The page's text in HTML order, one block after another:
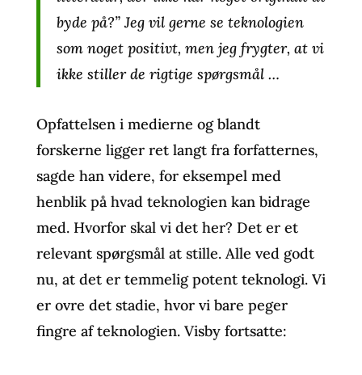
byde på?” Jeg vil gerne se teknologien
som noget positivt, men jeg frygter, at vi
ikke stiller de rigtige spørgsmål …
Opfattelsen i medierne og blandt
forskerne ligger ret langt fra forfatternes,
sagde han videre, for eksempel med
henblik på hvad teknologien kan bidrage
med. Hvorfor skal vi det her? Det er et
relevant spørgsmål at stille. Alle ved godt
nu, at det er temmelig potent teknologi. Vi
er ovre det stadie, hvor vi bare peger
fingre af teknologien. Visby fortsatte: